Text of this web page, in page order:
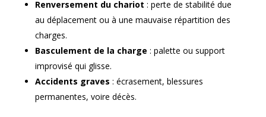
Renversement du chariot : perte de stabilité due
au déplacement ou à une mauvaise répartition des
charges.
Basculement de la charge : palette ou support
improvisé qui glisse.
Accidents graves : écrasement, blessures
permanentes, voire décès.